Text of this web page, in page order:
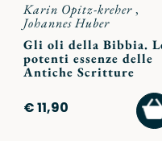
Karin Opitz-kreher,
Johannes Huber
Gli oli della Bibbia.
potenti essenze delle
Antiche Scritture
€ 11,90